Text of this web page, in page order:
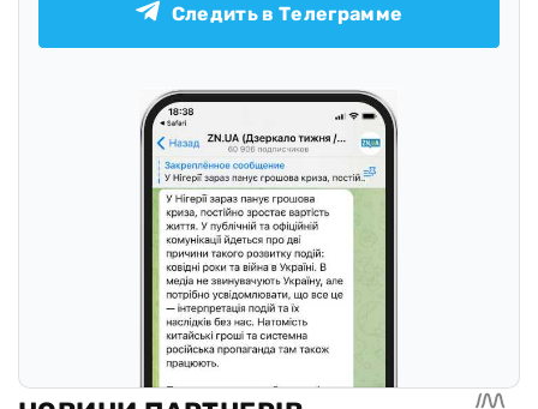
Следить в Телеграмме